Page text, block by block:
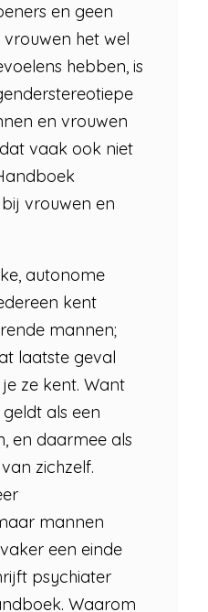
en geen
het wel
hebben, is
en vrouwen
vaak ook niet
vrouwen en
autonome
kent
mannen;
laatste geval
ze kent. Want
geldt als een
en daarmee als
zichzelf.
mannen
een einde
psychiater
Waarom